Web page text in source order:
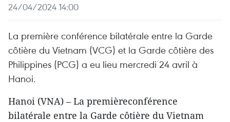
24/04/2024 14:00
La première conférence bilatérale entre la Garde
côtière du Vietnam (VCG) et la Garde côtière des
Philippines (PCG) a eu lieu mercredi 24 avril à
Hanoi.
Hanoi (VNA) – La premièreconférence
bilatérale entre la Garde côtière du Vietnam